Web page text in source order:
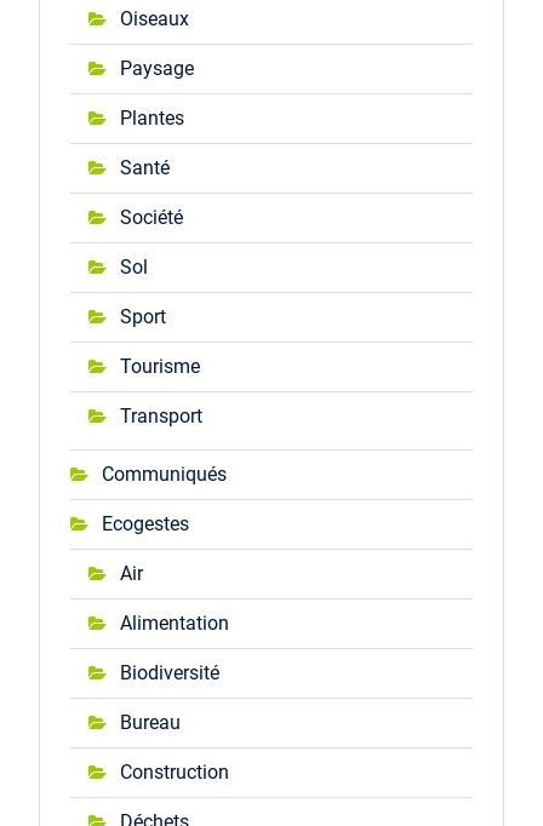
Oiseaux
Paysage
Plantes
Santé
Société
Sol
Sport
Tourisme
Transport
Communiqués
Ecogestes
Air
Alimentation
Biodiversité
Bureau
Construction